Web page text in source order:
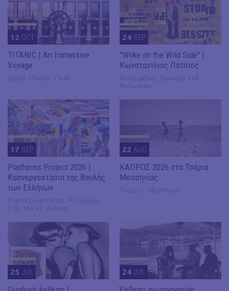
12 OCT
TITANIC | An Immersive
Voyage
24 SEP
"Woke on the Wild Side" |
Κωνσταντίνος Πάτσιος
17 SEP
Platforms Project 2026 |
Καπνεργοστάσιο της Βουλής
των Ελλήνων
22 AUG
ΚΑΠΡΟΣ 2026 στα Τσέρια
Μεσσηνίας
25 JUL 24 JUL